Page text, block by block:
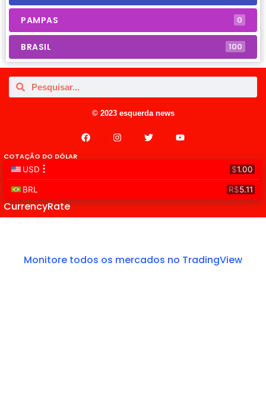
PAMPAS 0
BRASIL 100
© 2023 esquerda news
COTAÇÃO DO DÓLAR
CurrencyRate
Monitore todos os mercados no TradingView